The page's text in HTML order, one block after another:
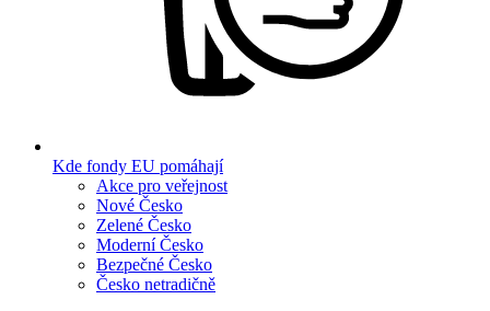
Kde fondy EU pomáhají
Akce pro veřejnost
Nové Česko
Zelené Česko
Moderní Česko
Bezpečné Česko
Česko netradičně